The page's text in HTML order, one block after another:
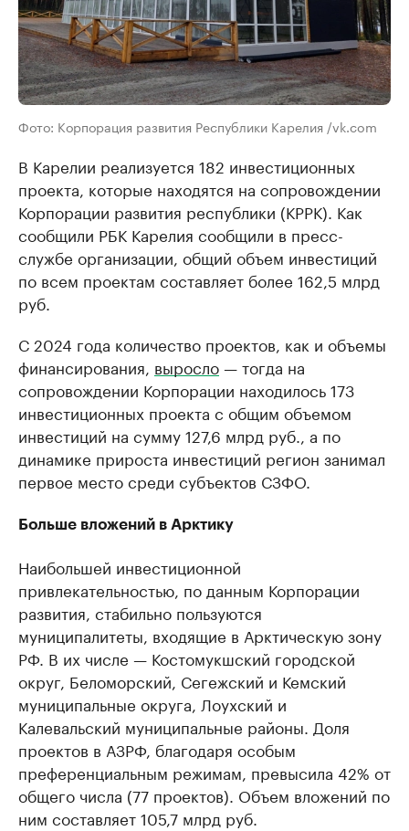
Фото: Корпорация развития Республики Карелия /vk.com
В Карелии реализуется 182 инвестиционных
проекта, которые находятся на сопровождении
Корпорации развития республики (КРРК). Как
сообщили РБК Карелия сообщили в пресс-
службе организации, общий объем инвестиций
по всем проектам составляет более 162,5 млрд
руб.
С 2024 года количество проектов, как и объемы
финансирования, выросло— тогда на
сопровождении Корпорации находилось 173
инвестиционных проекта с общим объемом
инвестиций на сумму 127,6 млрд руб., а по
динамике прироста инвестиций регион занимал
первое место среди субъектов СЗФО.
Больше вложений в Арктику
Наибольшей инвестиционной
привлекательностью, по данным Корпорации
развития, стабильно пользуются
муниципалитеты, входящие в Арктическую зону
РФ. В их числе — Костомукшский городской
округ, Беломорский, Сегежский и Кемский
муниципальные округа, Лоухский и
Калевальский муниципальные районы. Доля
проектов в АЗРФ, благодаря особым
преференциальным режимам, превысила 42% от
общего числа (77 проектов). Объем вложений по
ним составляет 105,7 млрд руб.